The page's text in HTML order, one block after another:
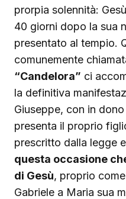
prorpia solennità:
40 giorni dopo la sua
presentato al tempio.
comunemente
“Candelora” ci
la definitiva
Giuseppe, con in
presenta il proprio
prescritto dalla legge
questa occasione
di Gesù, proprio
Gabriele a Maria sua